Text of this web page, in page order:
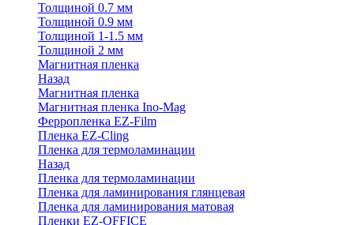
Толщиной 0.7 мм
Толщиной 0.9 мм
Толщиной 1-1.5 мм
Толщиной 2 мм
Магнитная пленка
Назад
Магнитная пленка
Магнитная пленка Ino-Mag
Ферропленка EZ-Film
Пленка EZ-Cling
Пленка для термоламинации
Назад
Пленка для термоламинации
Пленка для ламинирования глянцевая
Пленка для ламинирования матовая
Пленки EZ-OFFICE